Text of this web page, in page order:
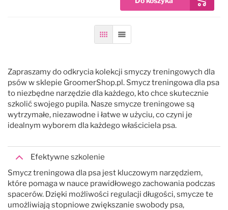
SiatkaLista
Zapraszamy do odkrycia kolekcji smyczy treningowych dla
psów w sklepie GroomerShop.pl. Smycz treningowa dla psa
to niezbędne narzędzie dla każdego, kto chce skutecznie
szkolić swojego pupila. Nasze smycze treningowe są
wytrzymałe, niezawodne i łatwe w użyciu, co czyni je
idealnym wyborem dla każdego właściciela psa.
Efektywne szkolenie
Smycz treningowa dla psa jest kluczowym narzędziem,
które pomaga w nauce prawidłowego zachowania podczas
spacerów. Dzięki możliwości regulacji długości, smycze te
umożliwiają stopniowe zwiększanie swobody psa,